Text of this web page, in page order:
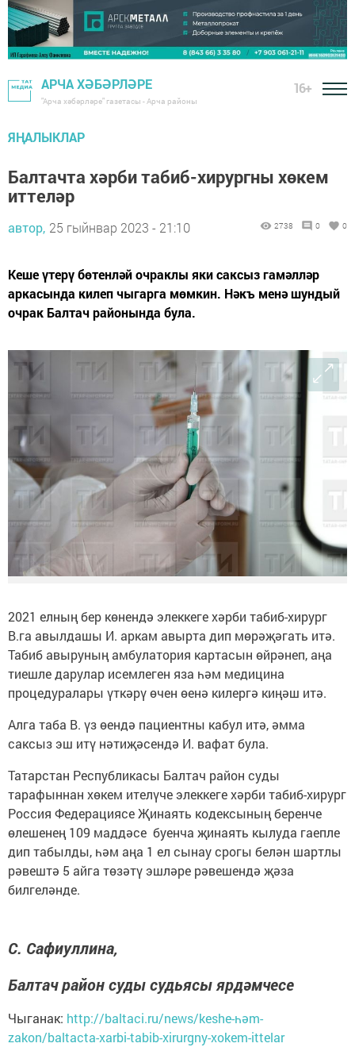
АРЧА ХӘБӘРЛӘРЕ
"Арча хәбәрләре" газетасы - Арча районы
16+
ЯҢАЛЫКЛАР
Балтачта хәрби табиб-хирургны хөкем
иттеләр
автор, 25 гыйнвар 2023 - 21:10 2738 0 0
Кеше үтерү бөтенләй очраклы яки саксыз гамәлләр
аркасында килеп чыгарга мөмкин. Нәкъ менә шундый
очрак Балтач районында була.
2021 елның бер көнендә элеккеге хәрби табиб-хирург
В.га авылдашы И. аркам авырта дип мөрәҗәгать итә.
Табиб авыруның амбулатория картасын өйрәнеп, аңа
тиешле дарулар исемлеген яза һәм медицина
процедуралары үткәрү өчен өенә килергә киңәш итә.
Алга таба В. үз өендә пациентны кабул итә, әмма
саксыз эш итү нәтиҗәсендә И. вафат була.
Татарстан Республикасы Балтач район суды
тарафыннан хөкем ителүче элеккеге хәрби табиб-хирург
Россия Федерациясе Җинаять кодексының беренче
өлешенең 109 маддәсе буенча җинаять кылуда гаепле
дип табылды, һәм аңа 1 ел сынау срогы белән шартлы
рәвештә 5 айга төзәтү эшләре рәвешендә җәза
билгеләнде.
С. Сафиуллина,
Балтач район суды судьясы ярдәмчесе
Чыганак: http://baltaci.ru/news/keshe-һәm-
zakon/baltacta-xarbi-tabib-xirurgny-xokem-ittelar